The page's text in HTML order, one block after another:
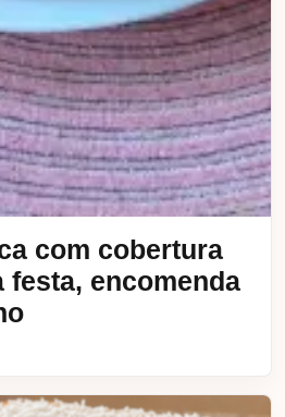
com cobertura
festa, encomenda